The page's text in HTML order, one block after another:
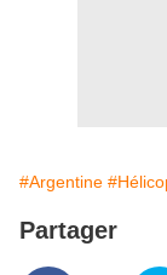
#Argentine
Partager